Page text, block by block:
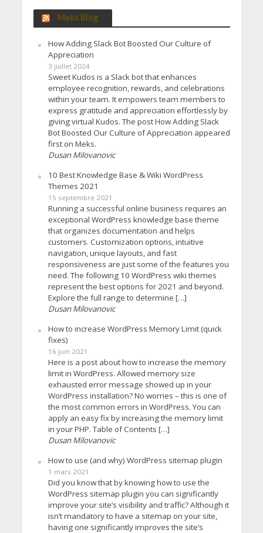
Meks Blog
How Adding Slack Bot Boosted Our Culture of
Appreciation
3 juillet 2024
Sweet Kudos is a Slack bot that enhances
employee recognition, rewards, and celebrations
within your team. It empowers team members to
express gratitude and appreciation effortlessly by
giving virtual Kudos. The post How Adding Slack
Bot Boosted Our Culture of Appreciation appeared
first on Meks.
Dusan Milovanovic
10 Best Knowledge Base & Wiki WordPress
Themes 2021
15 septembre 2021
Running a successful online business requires an
exceptional WordPress knowledge base theme
that organizes documentation and helps
customers. Customization options, intuitive
navigation, unique layouts, and fast
responsiveness are just some of the features you
need. The following 10 WordPress wiki themes
represent the best options for 2021 and beyond.
Explore the full range to determine […]
Dusan Milovanovic
How to increase WordPress Memory Limit (quick
fixes)
16 juin 2021
Here is a post about how to increase the memory
limit in WordPress. Allowed memory size
exhausted error message showed up in your
WordPress installation? No worries – this is one of
the most common errors in WordPress. You can
apply an easy fix by increasing the memory limit
in your PHP. Table of Contents […]
Dusan Milovanovic
How to use (and why) WordPress sitemap plugin
1 mars 2021
Did you know that by knowing how to use the
WordPress sitemap plugin you can significantly
improve your site’s visibility and traffic? Although it
isn’t mandatory to have a sitemap on your site,
having one significantly improves the site’s